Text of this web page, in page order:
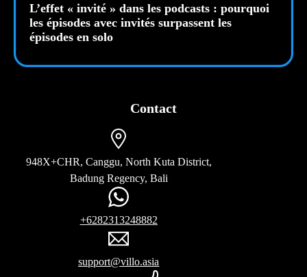
L’effet « invité » dans les podcasts : pourquoi
les épisodes avec invités surpassent les
épisodes en solo
Contact
948X+CHR, Canggu, North Kuta District,
Badung Regency, Bali
+6282313248882
support@villo.asia